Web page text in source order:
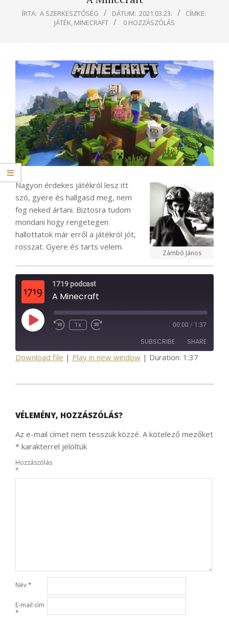
ÍRTA: A SZERKESZTŐSÉG DÁTUM: 2021.03.23.
CÍMKE:
JÁTÉK, MINECRAFT 0 HOZZÁSZÓLÁS
Zámbó János
Nagyon érdekes játékról lesz itt
szó, gyere és hallgasd meg, nem
fog neked ártani. Biztosra tudom
mondani hogy rengetegen
hallottatok már erről a játékról jót,
rosszat. Gyere és tarts velem.
1719 podcast
A Minecraft
Play
Episode
1x 00:00 / 1:37
SUBSCRIBE SHARE
SHARE
LINK
EMBED
Download file | Play in new window | Duration: 1:37
23
VÉLEMÉNY, HOZZÁSZÓLÁS?
Az e-mail címet nem tesszük közzé. A kötelező mezőket
* karakterrel jelöltük
Hozzászólás
*
Név*
E-mail cím
*